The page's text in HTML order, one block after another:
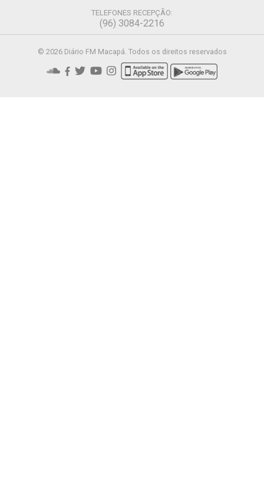
TELEFONES RECEPÇÃO:
(96) 3084-2216
© 2026 Diário FM Macapá. Todos os direitos reservados